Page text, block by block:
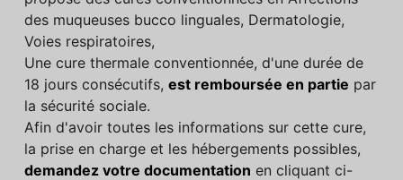
des muqueuses bucco linguales, Dermatologie,
Voies respiratoires,
Une cure thermale conventionnée, d'une durée de
18 jours consécutifs, est remboursée en partie par
la sécurité sociale.
Afin d'avoir toutes les informations sur cette cure,
la prise en charge et les hébergements possibles,
demandez votre documentation en cliquant ci-